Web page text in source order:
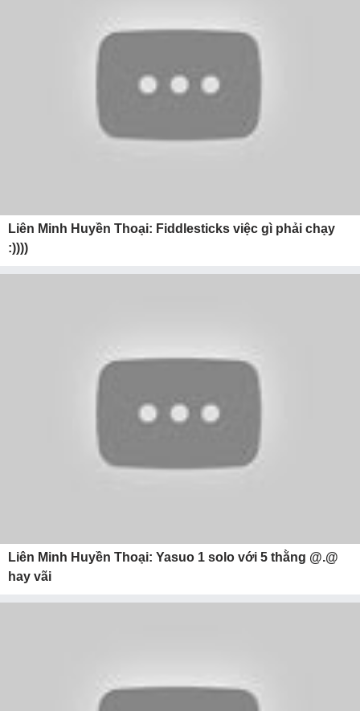
Liên Minh Huyền Thoại: Fiddlesticks việc gì phải chạy
:))))
Liên Minh Huyền Thoại: Yasuo 1 solo với 5 thằng @.@
hay vãi